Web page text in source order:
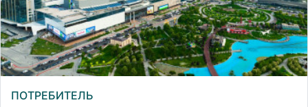
ПОТРЕБИТЕЛЬ